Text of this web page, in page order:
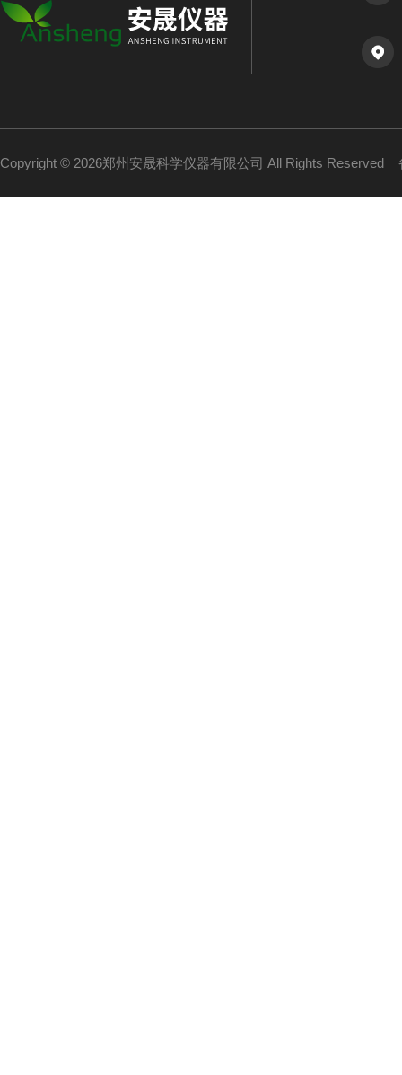
Copyright © 2026郑州安晟科学仪器有限公司 All Rights Reserved